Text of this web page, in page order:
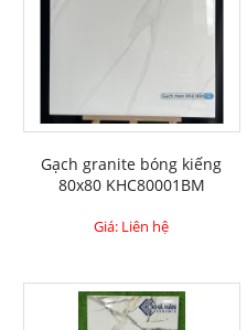
Gạch granite bóng kiếng
80x80 KHC80001BM
Giá: Liên hệ